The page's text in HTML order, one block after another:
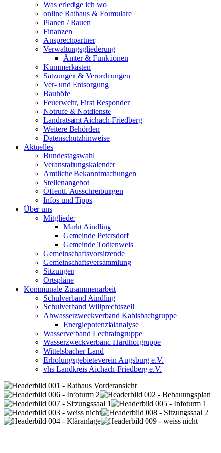
Was erledige ich wo
online Rathaus & Formulare
Planen / Bauen
Finanzen
Ansprechpartner
Verwaltungsgliederung
Ämter & Funktionen
Kummerkasten
Satzungen & Verordnungen
Ver- und Entsorgung
Bauhöfe
Feuerwehr, First Responder
Notrufe & Notdienste
Landratsamt Aichach-Friedberg
Weitere Behörden
Datenschutzhinweise
Aktuelles
Bundestagswahl
Veranstaltungskalender
Amtliche Bekanntmachungen
Stellenangebot
Öffentl. Ausschreibungen
Infos und Tipps
Über uns
Mitglieder
Markt Aindling
Gemeinde Petersdorf
Gemeinde Todtenweis
Gemeinschaftsvorsitzende
Gemeinschaftsversammlung
Sitzungen
Ortspläne
Kommunale Zusammenarbeit
Schulverband Aindling
Schulverband Willprechtszell
Abwasserzweckverband Kabisbachgruppe
Energiepotenzialanalyse
Wasserverband Lechraingruppe
Wasserzweckverband Hardhofgruppe
Wittelsbacher Land
Erholungsgebieteverein Augsburg e.V.
vhs Landkreis Aichach-Friedberg e.V.